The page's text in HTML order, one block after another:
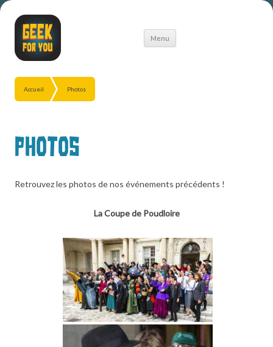
Menu
Aller
Accueil Photos
Photos
Retrouvez les photos de nos événements précédents !
La Coupe de Poudloire